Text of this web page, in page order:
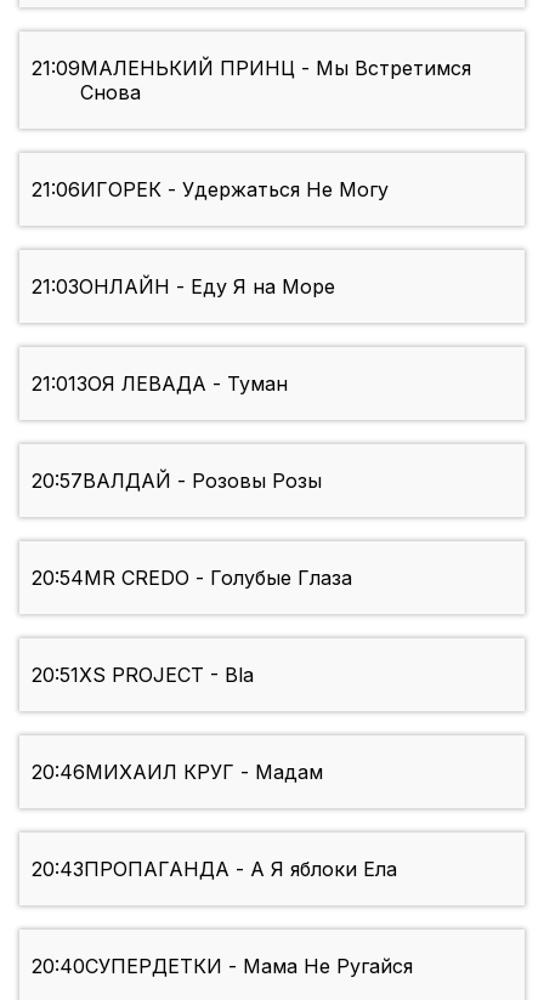
21:09МАЛЕНЬКИЙ ПРИНЦ - Мы Встретимся
Снова
21:06ИГОРЕК - Удержаться Не Могу
21:03ОНЛАЙН - Еду Я на Море
21:01ЗОЯ ЛЕВАДА - Туман
20:57ВАЛДАЙ - Розовы Розы
20:54MR CREDO - Голубые Глаза
20:51XS PROJECT - Bla
20:46МИХАИЛ КРУГ - Мадам
20:43ПРОПАГАНДА - А Я яблоки Ела
20:40СУПЕРДЕТКИ - Мама Не Ругайся